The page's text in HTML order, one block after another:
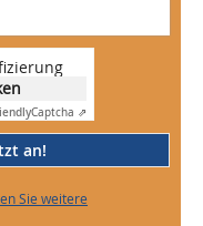
Captcha ⇗
an!
Sie weitere